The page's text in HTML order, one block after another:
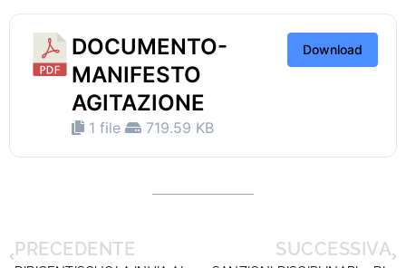
DOCUMENTO-
MANIFESTO
AGITAZIONE
1 file 719.59 KB
Download
PRECEDENTE SUCCESSIVA